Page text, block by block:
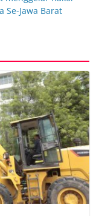
Se-Jawa Barat